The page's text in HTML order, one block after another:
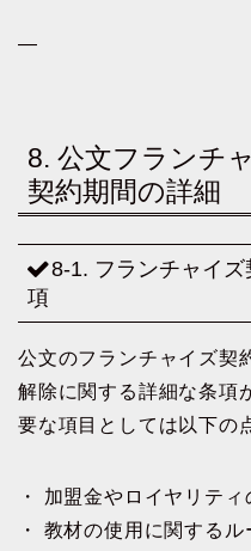
—
8. 公文フランチ
契約期間の詳細
8-1. フランチャイ
項
公文のフランチャイズ契
解除に関する詳細な条項
要な項目としては以下の
・ 加盟金やロイヤリテ
・ 教材の使用に関するル